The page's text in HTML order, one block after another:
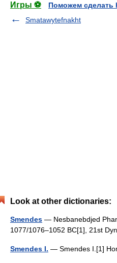
Игры ⚽
Поможем сделать
Smatawytefnakht
Look at other dictionaries:
Smendes — Nesbanebdjed
1077/1076–1052 BC[1], 21st
Smendes I. — Smendes I.[1]